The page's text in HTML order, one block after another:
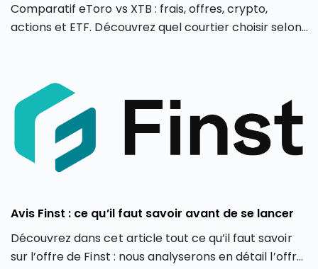
Comparatif eToro vs XTB : frais, offres, crypto,
actions et ETF. Découvrez quel courtier choisir selon
Avis Finst : ce qu’il faut savoir avant de se lancer
Découvrez dans cet article tout ce qu’il faut savoir
sur l’offre de Finst : nous analyserons en détail l’offre